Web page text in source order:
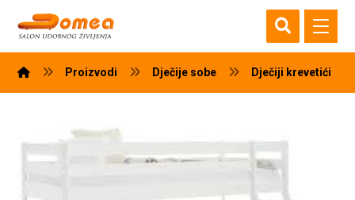
Proizvodi Dječije sobe Dječiji krevetići